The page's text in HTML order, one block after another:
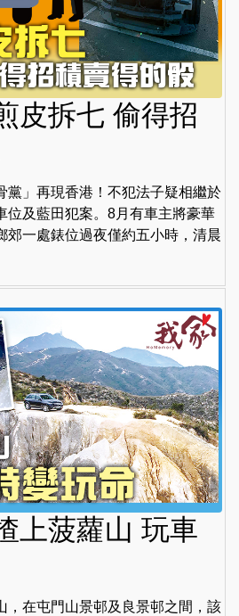
皮拆七 偷得招
黨」再現香港！不犯法子疑相繼於
位及藍田犯案。8月有車主將豪華
郊一處錶位過夜僅約五小時，清晨
上菠蘿山 玩車
，在屯門山景邨及良景邨之間，該